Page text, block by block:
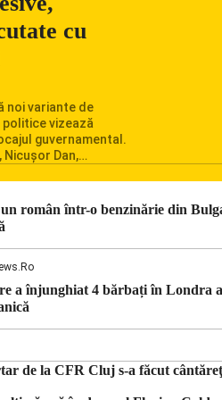
cu
noi variante de
politice vizează
guvernamental.
Nicușor Dan,
Ciprian Ciucu
unui guvern
a două
Dan analizează
România traversează
român într-o benzinărie din
a înjunghiat 4 bărbați în Londra
de la CFR Cluj s-a făcut